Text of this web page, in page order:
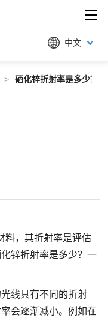
中文
> 硒化锌折射率是多少？
料，其折射率是评估
锌折射率是多少？一
线具有不同的折射
会逐渐减小。例如在